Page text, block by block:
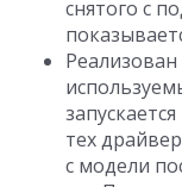
снятого с
тех
с модели